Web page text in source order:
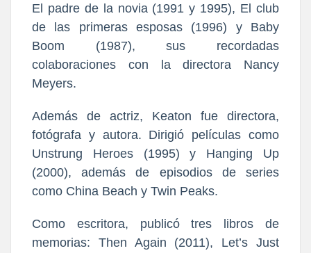
El padre de la novia (1991 y 1995), El club
de las primeras esposas (1996) y Baby
Boom (1987), sus recordadas
colaboraciones con la directora Nancy
Meyers.
Además de actriz, Keaton fue directora,
fotógrafa y autora. Dirigió películas como
Unstrung Heroes (1995) y Hanging Up
(2000), además de episodios de series
como China Beach y Twin Peaks.
Como escritora, publicó tres libros de
memorias: Then Again (2011), Let’s Just